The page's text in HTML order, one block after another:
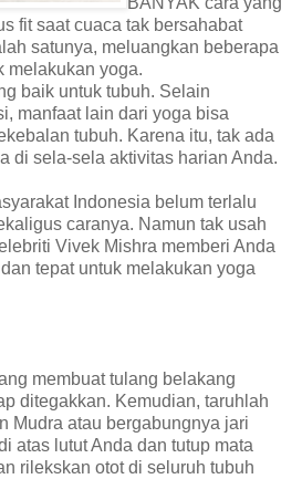
fit saat cuaca tak bersahabat
satunya, meluangkan beberapa
melakukan yoga.
baik untuk tubuh. Selain
manfaat lain dari yoga bisa
tubuh. Karena itu, tak ada
di sela-sela aktivitas harian Anda.
Indonesia belum terlalu
caranya. Namun tak usah
Vivek Mishra memberi Anda
tepat untuk melakukan yoga
membuat tulang belakang
ditegakkan. Kemudian, taruhlah
Mudra atau bergabungnya jari
atas lutut Anda dan tutup mata
rilekskan otot di seluruh tubuh